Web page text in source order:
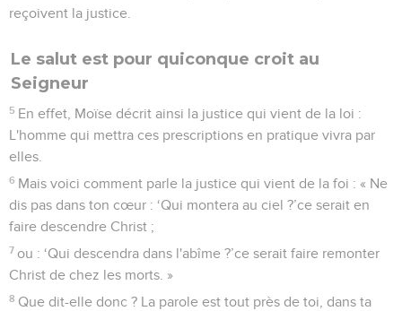
reçoivent la justice.
Le salut est pour quiconque croit au
Seigneur
5 En effet, Moïse décrit ainsi la justice qui vient de la loi :
L'homme qui mettra ces prescriptions en pratique vivra par
elles.
6 Mais voici comment parle la justice qui vient de la foi : « Ne
dis pas dans ton cœur : ‘Qui montera au ciel ?’ce serait en
faire descendre Christ ;
7 ou : ‘Qui descendra dans l'abîme ?’ce serait faire remonter
Christ de chez les morts. »
8 Que dit-elle donc ? La parole est tout près de toi, dans ta